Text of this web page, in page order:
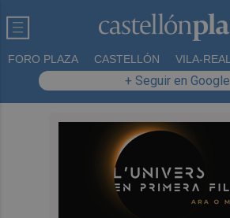
FORO PLAZA CASTELLÓN VILA-REAL
+ Seguir en Google